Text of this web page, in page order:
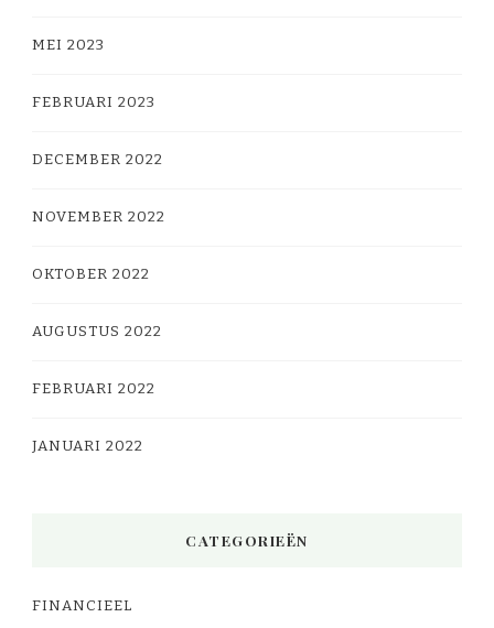
MEI 2023
FEBRUARI 2023
DECEMBER 2022
NOVEMBER 2022
OKTOBER 2022
AUGUSTUS 2022
FEBRUARI 2022
JANUARI 2022
CATEGORIEËN
FINANCIEEL